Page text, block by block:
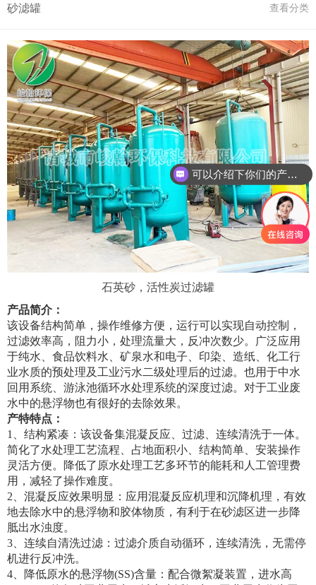
砂滤罐 查看分类
石英砂，活性炭过滤罐
产品简介：
该设备结构简单，操作维修方便，运行可以实现自动控制，
过滤效率高，阻力小，处理流量大，反冲次数少。广泛应用
于纯水、食品饮料水、矿泉水和电子、印染、造纸、化工行
业水质的预处理及工业污水二级处理后的过滤。也用于中水
回用系统、游泳池循环水处理系统的深度过滤。对于工业废
水中的悬浮物也有很好的去除效果。
产特特点：
1、结构紧凑：该设备集混凝反应、过滤、连续清洗于一体。
简化了水处理工艺流程、占地面积小、结构简单、安装操作
灵活方便。降低了原水处理工艺多环节的能耗和人工管理费
用，减轻了操作难度。
2、混凝反应效果明显：应用混凝反应机理和沉降机理，有效
地去除水中的悬浮物和胶体物质，有利于在砂滤区进一步降
胝出水浊度。
3、连续自清洗过滤：过滤介质自动循环，连续清洗，无需停
机进行反冲洗。
4、降低原水的悬浮物(SS)含量：配合微絮凝装置，进水高
可以介绍下你们的产品么